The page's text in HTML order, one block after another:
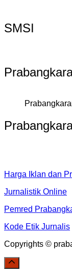
SMSI
Harga Iklan dan
Jurnalistik Online
Pemred
Kode Etik Jurnalis
Copyrights ©